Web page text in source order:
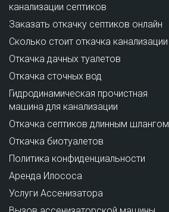
канализации септиков
Заказать откачку септиков онлайн
Сколько стоит откачка канализации
Откачка дачных туалетов
Откачка сточных вод
Гидродинамическая прочистная
машина для канализации
Откачка септиков длинным шлангом
Откачка биотуалетов
Политика конфиденциальности
Аренда Илососа
Услуги Ассенизатора